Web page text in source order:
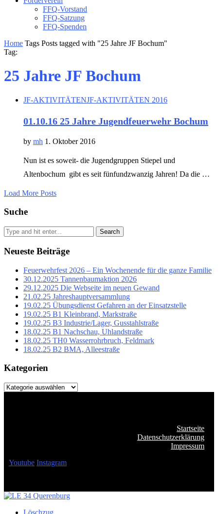
FFQ-Vorstand
FFQ-Satzung
FFQ-Spenden
Home Tags Posts tagged with "25 Jahre JF Bochum"
Tag:
25 Jahre JF Bochum
JF-AKTIVITÄTENJF-AKTIVITÄTEN 2016
01.10.16 25 Jahre Jugendfeuerwehr Bochum
by mh 1. Oktober 2016
Nun ist es soweit- die Jugendgruppen Stiepel und
Altenbochum gibt es seit fünfundzwanzig Jahren! Da die …
Load More Posts
Suche
Search
Neueste Beiträge
Feuerwehrfest 2026 – Ein Wochenende für die ganze Familie
30.12.2025 Tannenbaumaktion 2026
29.12.2025 Die Webseite im neuen Gewand
21.02.25 Jahreshauptversammlung
19.02.25 Übungsdienst Gefahren an der Einsatzstelle
19.02.25 B1 Kleinbrand, Markstraße
19.02.25 B3 Industrie/Lager, Gusstahlstraße
18.02.25 B1 Nachschau, Uhlandstraße
18.02.25 TH0 Wasserrohrbruch, Feldmark
18.02.25 B2 BMA, Alleestraße
Kategorien
Kategorien
Startseite
Datenschutzerklärung
Impressum
Youtube Instagram
Löschzug